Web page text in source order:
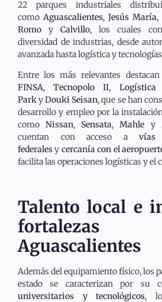
22 parques industriales
como Aguascalientes,Jesús María,
Romo y Calvillo, los cuales
diversidad de industrias, desde
avanzada hasta logística y
Entre los más relevantes
FINSA,Tecnopolo II, Logística
ParkyDouki Seisan, que se han
desarrollo y empleo por la
comoNissan, Sensata,Mahle y
cuentan con acceso a vías
federalesy cercanía con el
facilita las operaciones logísticas y el
Talento local e
Aguascalientes
Además del equipamiento físico, los
estado se caracterizan por su
universitarios y tecnológicos,